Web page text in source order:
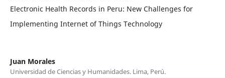
Electronic Health Records in Peru: New Challenges for
Implementing Internet of Things Technology
Juan Morales
Universidad de Ciencias y Humanidades. Lima, Perú.